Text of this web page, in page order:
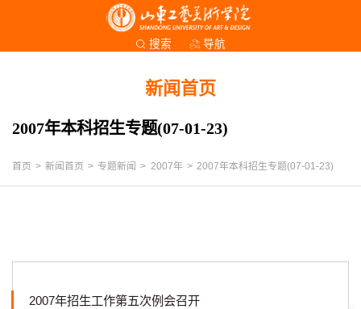
搜索 导航
新闻首页
2007年本科招生专题(07-01-23)
首页 > 新闻首页 > 专题新闻 > 2007年 > 2007年本科招生专题(07-01-23)
2007年招生工作第五次例会召开